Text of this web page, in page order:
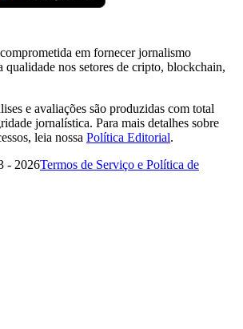
em fornecer jornalismo
qualidade nos setores de cripto, blockchain,
e avaliações são produzidas com total
jornalística. Para mais detalhes sobre
leia nossa Política Editorial.
- 2026Termos de Serviço e Política de